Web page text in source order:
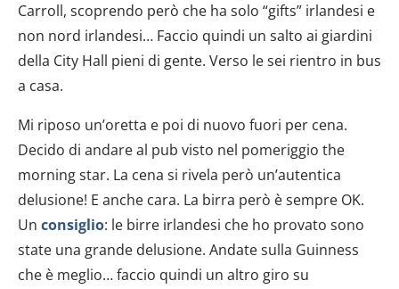
Carroll, scoprendo però che ha solo “gifts” irlandesi e
non nord irlandesi… Faccio quindi un salto ai giardini
della City Hall pieni di gente. Verso le sei rientro in bus
a casa.
Mi riposo un’oretta e poi di nuovo fuori per cena.
Decido di andare al pub visto nel pomeriggio the
morning star. La cena si rivela però un’autentica
delusione! E anche cara. La birra però è sempre OK.
Un consiglio: le birre irlandesi che ho provato sono
state una grande delusione. Andate sulla Guinness
che è meglio… faccio quindi un altro giro su